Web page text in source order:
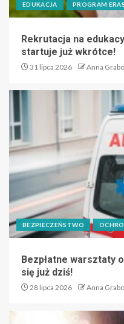
EDUKACJA PROGRAM
Rekrutacja na
startuje już wkrótce!
31 lipca 2026 Anna
BEZPIECZEŃSTWO
Bezpłatne warsztaty
się już dziś!
28 lipca 2026 Anna